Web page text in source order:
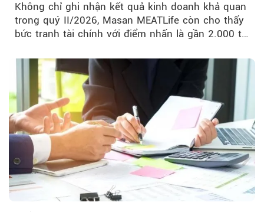
Không chỉ ghi nhận kết quả kinh doanh khả quan
trong quý II/2026, Masan MEATLife còn cho thấy
bức tranh tài chính với điểm nhấn là gần 2.000 tỷ